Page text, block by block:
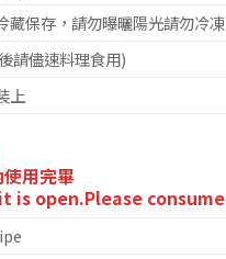
藏保存，請勿曝曬陽光請勿冷
請儘速料理食用)
上
用完畢
open.Please